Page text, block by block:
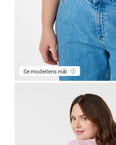
Se modellens mål